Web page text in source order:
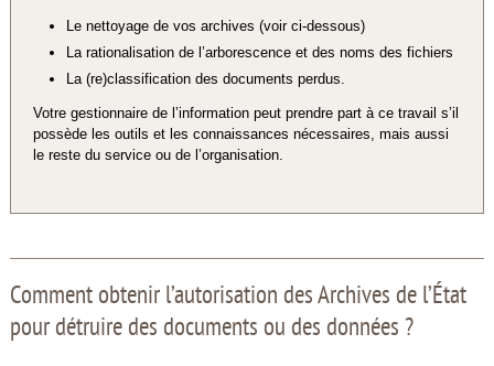
Le nettoyage de vos archives (voir ci-dessous)
La rationalisation de l’arborescence et des noms des fichiers
La (re)classification des documents perdus.
Votre gestionnaire de l’information peut prendre part à ce travail s’il
possède les outils et les connaissances nécessaires, mais aussi
le reste du service ou de l’organisation.
Comment obtenir l’autorisation des Archives de l’État
pour détruire des documents ou des données ?